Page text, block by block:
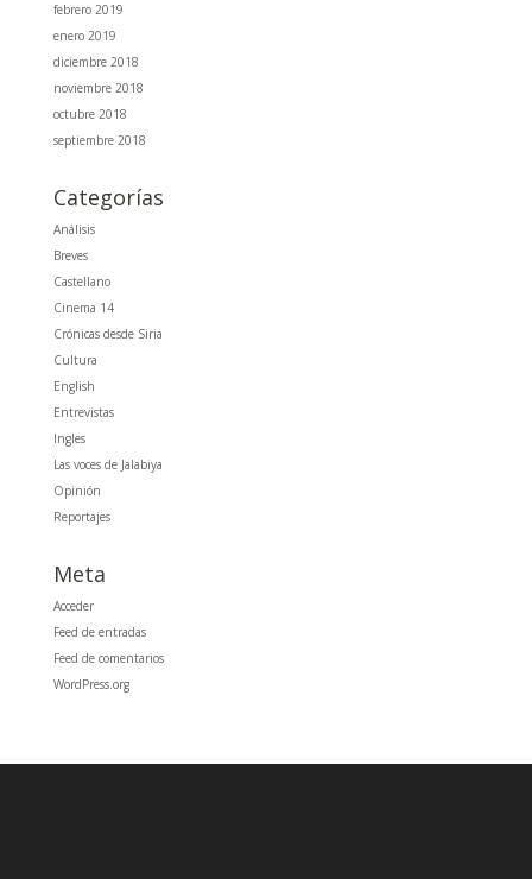
febrero 2019
enero 2019
diciembre 2018
noviembre 2018
octubre 2018
septiembre 2018
Categorías
Análisis
Breves
Castellano
Cinema 14
Crónicas desde Siria
Cultura
English
Entrevistas
Ingles
Las voces de Jalabiya
Opinión
Reportajes
Meta
Acceder
Feed de entradas
Feed de comentarios
WordPress.org